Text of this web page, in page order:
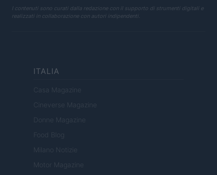
I contenuti sono curati dalla redazione con il supporto di strumenti digitali e
realizzati in collaborazione con autori indipendenti.
ITALIA
Casa Magazine
Cineverse Magazine
Donne Magazine
Food Blog
Milano Notizie
Motor Magazine